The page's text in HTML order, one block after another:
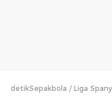
detikSepakbola Liga